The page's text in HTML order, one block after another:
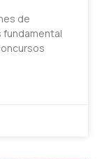
de
fundamental